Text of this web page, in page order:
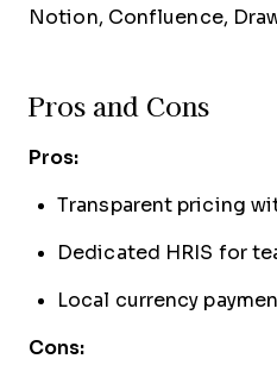
Notion, Confluence,
Pros and Cons
Pros:
Transparent pricing
Dedicated HRIS for
Local currency
Cons: